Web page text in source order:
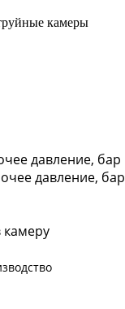
давление, бар
давление, бар
камеру